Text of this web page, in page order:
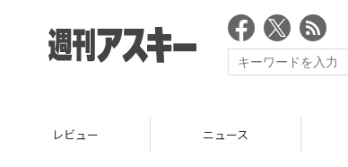
レビュー ニュース